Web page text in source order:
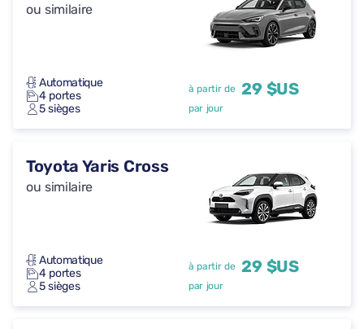
ou similaire
Automatique
4 portes
5 sièges
à partir de 29 $US
par jour
Toyota Yaris Cross
ou similaire
Automatique
4 portes
5 sièges
à partir de 29 $US
par jour